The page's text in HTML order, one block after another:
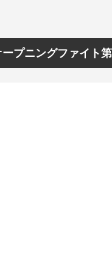
ープニングファイト